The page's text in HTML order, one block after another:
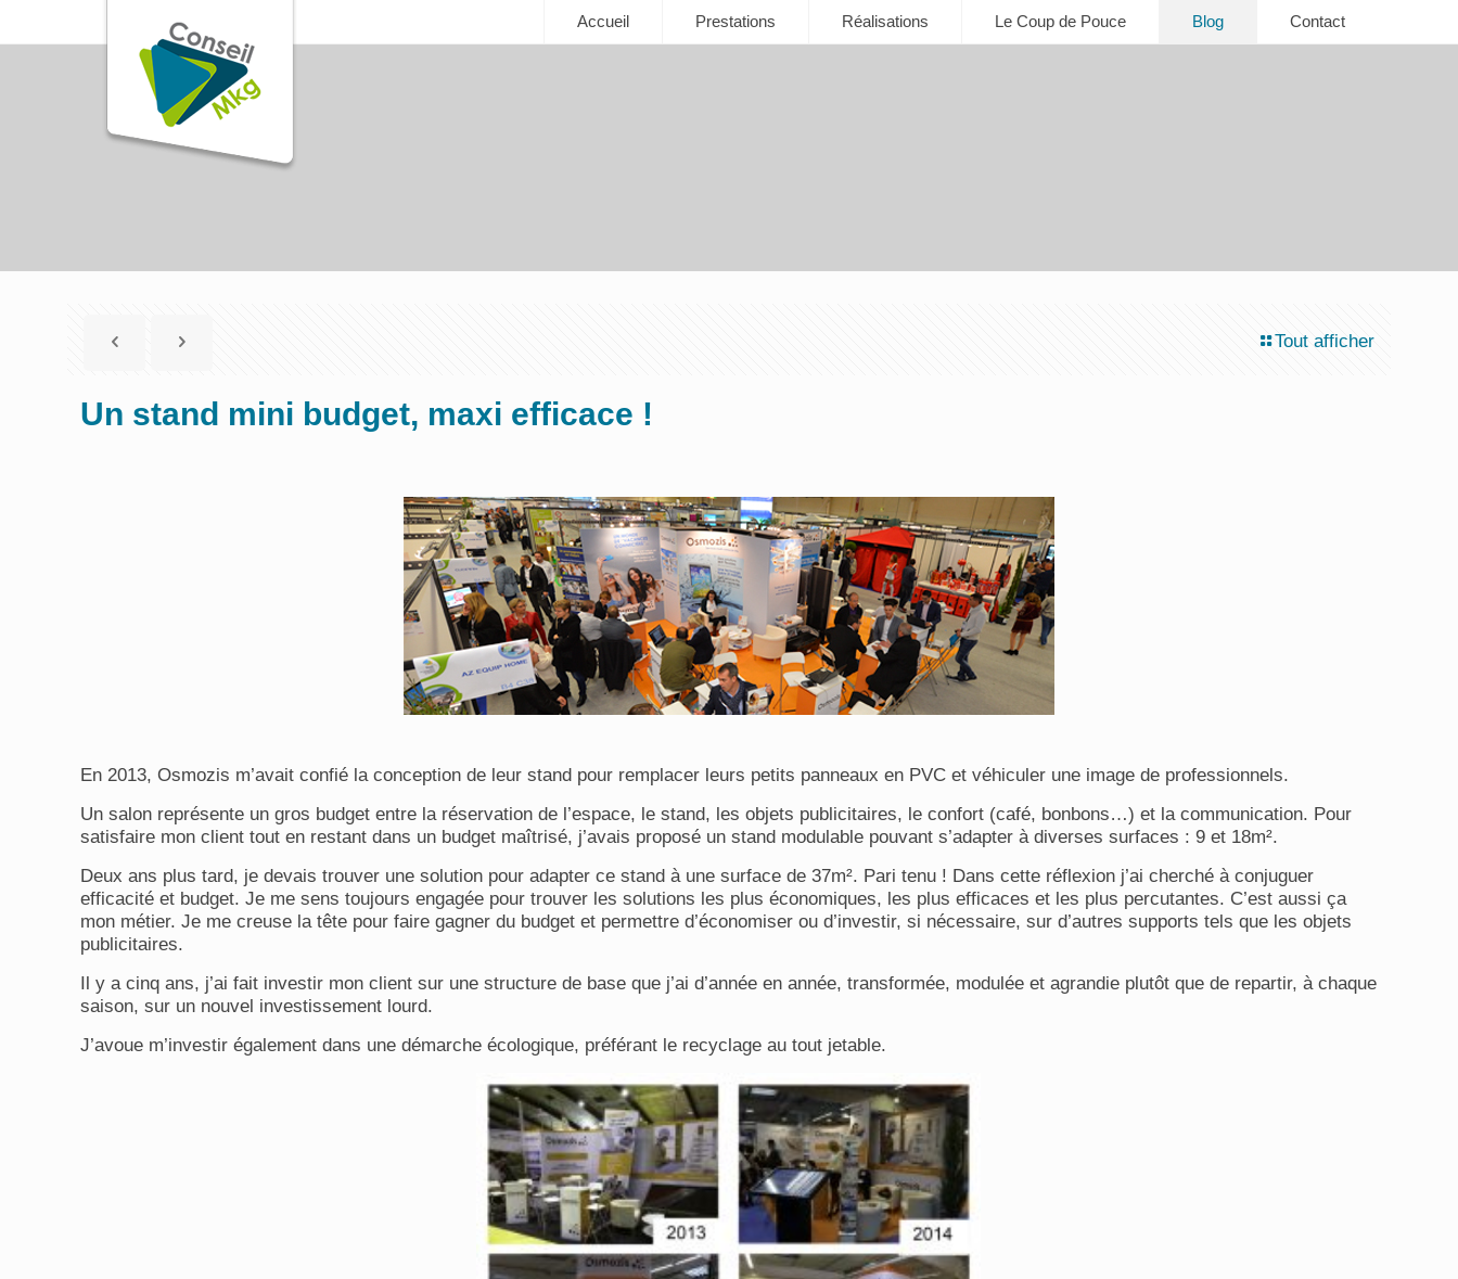
Accueil Prestations Réalisations Le Coup de Pouce Blog Contact
Tout afficher
Un stand mini budget, maxi efficace !
En 2013, Osmozis m’avait confié la conception de leur stand pour remplacer leurs petits panneaux en PVC et véhiculer une image de professionnels.
Un salon représente un gros budget entre la réservation de l’espace, le stand, les objets publicitaires, le confort (café, bonbons…) et la communication. Pour
satisfaire mon client tout en restant dans un budget maîtrisé, j’avais proposé un stand modulable pouvant s’adapter à diverses surfaces : 9 et 18m².
Deux ans plus tard, je devais trouver une solution pour adapter ce stand à une surface de 37m². Pari tenu ! Dans cette réflexion j’ai cherché à conjuguer
efficacité et budget. Je me sens toujours engagée pour trouver les solutions les plus économiques, les plus efficaces et les plus percutantes. C’est aussi ça
mon métier. Je me creuse la tête pour faire gagner du budget et permettre d’économiser ou d’investir, si nécessaire, sur d’autres supports tels que les objets
publicitaires.
Il y a cinq ans, j’ai fait investir mon client sur une structure de base que j’ai d’année en année, transformée, modulée et agrandie plutôt que de repartir, à chaque
saison, sur un nouvel investissement lourd.
J’avoue m’investir également dans une démarche écologique, préférant le recyclage au tout jetable.